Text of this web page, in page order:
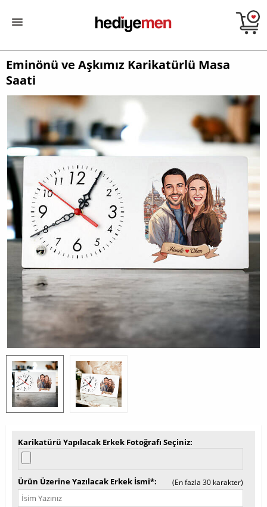
Eminönü ve Aşkımız Karikatürlü Masa
Saati
Karikatürü Yapılacak Erkek Fotoğrafı Seçiniz
Ürün Üzerine Yazılacak Erkek İsmi* (En fazla 30 karakter)